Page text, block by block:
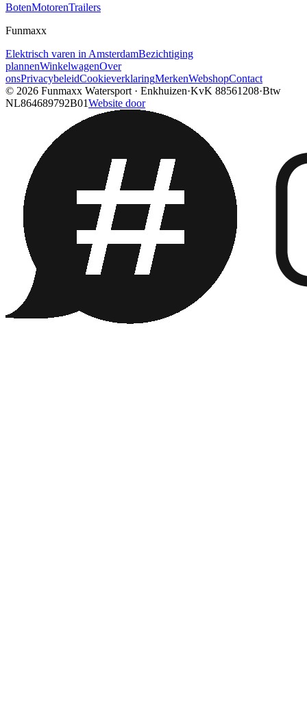
BotenMotorenTrailers
Funmaxx
Elektrisch varen in AmsterdamBezichtiging
plannenWinkelwagenOver
onsPrivacybeleidCookieverklaringMerkenWebshopContact
© 2026 Funmaxx Watersport · Enkhuizen·KvK 88561208·Btw
NL864689792B01Website door